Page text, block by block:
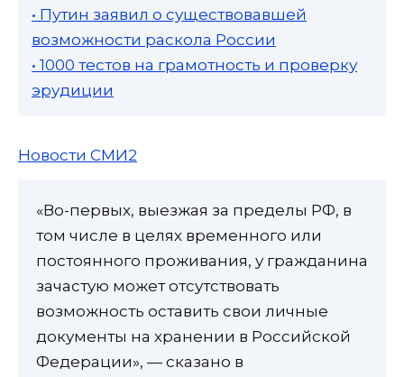
• Путин заявил о существовавшей
возможности раскола России
• 1000 тестов на грамотность и проверку
эрудиции
Новости СМИ2
«Во-первых, выезжая за пределы РФ, в
том числе в целях временного или
постоянного проживания, у гражданина
зачастую может отсутствовать
возможность оставить свои личные
документы на хранении в Российской
Федерации», — сказано в